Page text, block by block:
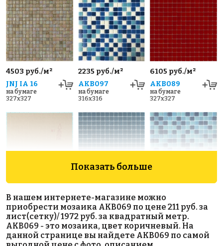
4503 руб./м²
JNJ IA 16
на бумаге
327x327
2235 руб./м²
AKB097
на бумаге
316x316
6105 руб./м²
AKB089
на бумаге
327x327
AKB051
на бумаге
327x327
AKB080
на бумаге
327x327
AKB098
на бумаге
316x316
Показать больше
В нашем интернете-магазине можно
приобрести мозаика AKB069 по цене 211 руб. за
лист(сетку)/ 1972 руб. за квадратный метр.
AKB069 - это мозаика, цвет коричневый. На
данной странице вы найдете AKB069 по самой